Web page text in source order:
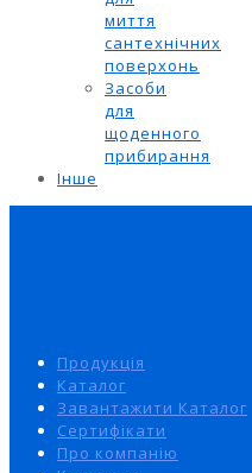
миття
сантехнічних
поверхонь
Засоби
для
щоденного
прибирання
Інше
Продукція
Каталог
Завантажити Каталог
Сертифікати
Про компанію